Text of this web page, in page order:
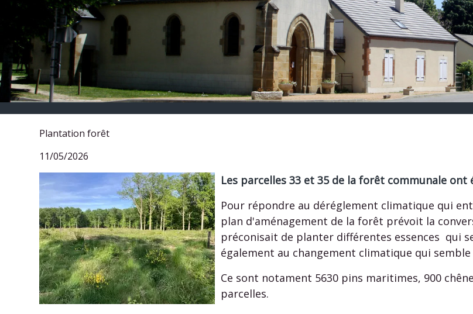
Plantation forêt
11/05/2026
Les parcelles 33 et 35 de la forêt communale ont
Pour répondre au déréglement climatique qui
plan d'aménagement de la forêt prévoit la
préconisait de planter différentes essences qui
également au changement climatique qui
Ce sont notament 5630 pins maritimes, 900
parcelles.